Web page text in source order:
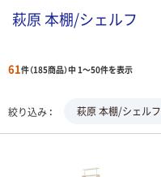
萩原 本棚/シェルフ
61件（185商品）中 1～50件を表示
絞り込み 萩原 本棚/シェルフ